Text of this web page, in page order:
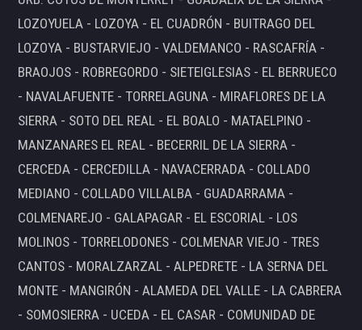
LOZOYUELA - LOZOYA - EL CUADRÓN - BUITRAGO DEL
LOZOYA - BUSTARVIEJO - VALDEMANCO - RASCAFRÍA -
BRAOJOS - ROBREGORDO - SIETEIGLESIAS - EL BERRUECO
- NAVALAFUENTE - TORRELAGUNA - MIRAFLORES DE LA
SIERRA - SOTO DEL REAL - EL BOALO - MATAELPINO -
MANZANARES EL REAL - BECERRIL DE LA SIERRA -
CERCEDA - CERCEDILLA - NAVACERRADA - COLLADO
MEDIANO - COLLADO VILLALBA - GUADARRAMA -
COLMENAREJO - GALAPAGAR - EL ESCORIAL - LOS
MOLINOS - TORRELODONES - COLMENAR VIEJO - TRES
CANTOS - MORALZARZAL - ALPEDRETE - LA SERNA DEL
MONTE - MANGIRÓN - ALAMEDA DEL VALLE - LA CABRERA
- SOMOSIERRA - UCEDA - EL CASAR - COMUNIDAD DE